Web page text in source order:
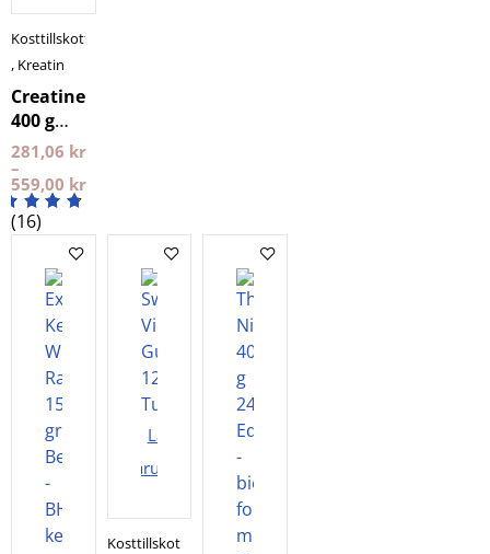
Kosttillskott
, Kreatin
Creatine
400 g
NXT LVL
281,06 kr
–
559,00 kr
(16)
Lägg i
varukorgen
Kosttillskott